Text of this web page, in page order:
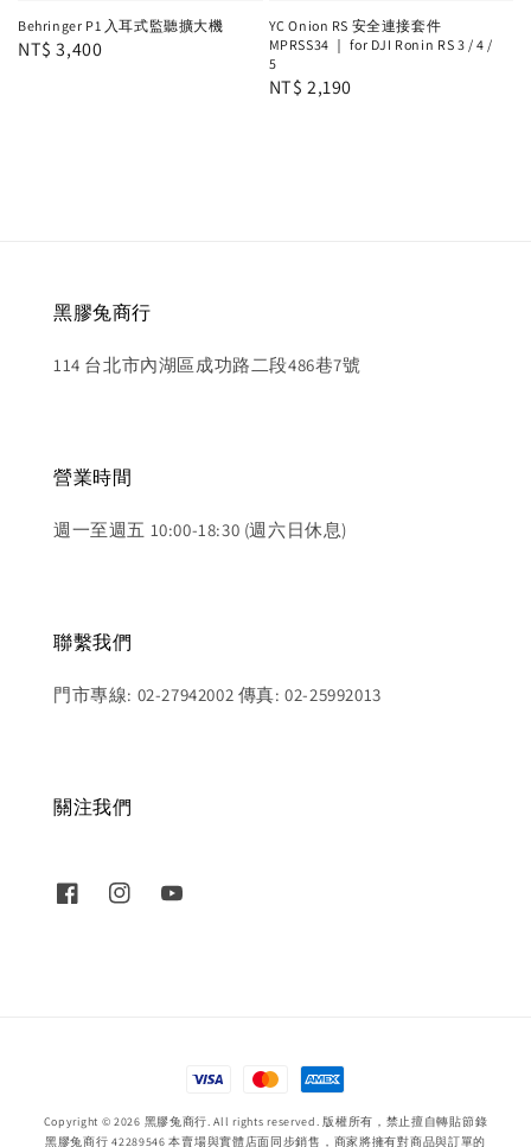
Behringer P1 入耳式監聽擴大機
Regular
NT$ 3,400
YC Onion RS 安全連接套件
MPRSS34 ｜ for DJI Ronin RS 3 / 4 /
5
Regular
NT$ 2,190
黑膠兔商行
114 台北市內湖區成功路二段486巷7號
營業時間
週一至週五 10:00-18:30 (週六日休息)
聯繫我們
門市專線: 02-27942002 傳真: 02-25992013
關注我們
Copyright © 2026 黑膠兔商行. All rights reserved. 版權所有，禁止擅自轉貼節錄
黑膠兔商行 42289546 本賣場與實體店面同步銷售，商家將擁有對商品與訂單的